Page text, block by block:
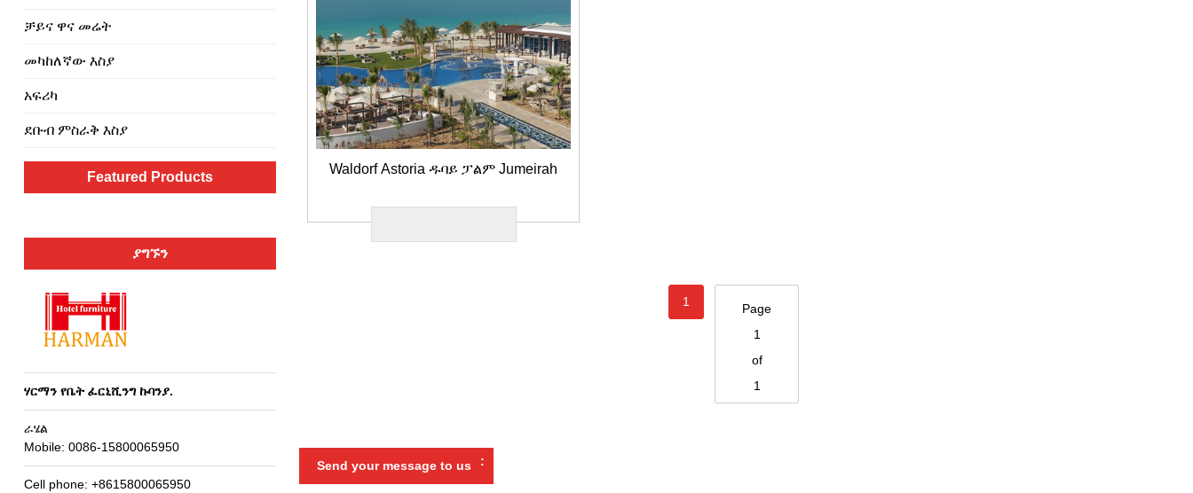
ቻይና ዋና መሬት
መካከለኛው እስያ
አፍሪካ
ደቡብ ምስራቅ እስያ
Featured Products
ያግኙን
ሃርማን የቤት ፈርኒሺንግ ኩባንያ.
ራሄል
Mobile: 0086-15800065950
Cell phone: +8615800065950
Waldorf Astoria ዱባይ ፓልም Jumeirah
1
Page
1
of
1
Send your message to us :